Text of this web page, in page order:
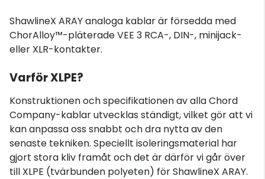
ShawlineX ARAY analoga kablar är försedda med
ChorAlloy™-pläterade VEE 3 RCA-, DIN-, minijack-
eller XLR-kontakter.
Varför XLPE?
Konstruktionen och specifikationen av alla Chord
Company-kablar utvecklas ständigt, vilket gör att vi
kan anpassa oss snabbt och dra nytta av den
senaste tekniken. Speciellt isoleringsmaterial har
gjort stora kliv framåt och det är därför vi går över
till XLPE (tvärbunden polyeten) för ShawlineX ARAY.